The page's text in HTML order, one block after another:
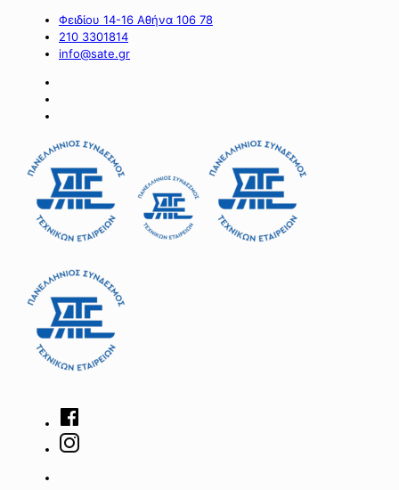
Φειδίου 14-16 Αθήνα 106 78
210 3301814
info@sate.gr